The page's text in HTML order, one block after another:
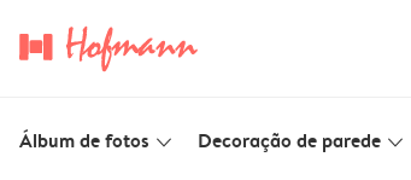
Álbum de fotos slim_arrow_down Decoração de parede slim_arrow_down